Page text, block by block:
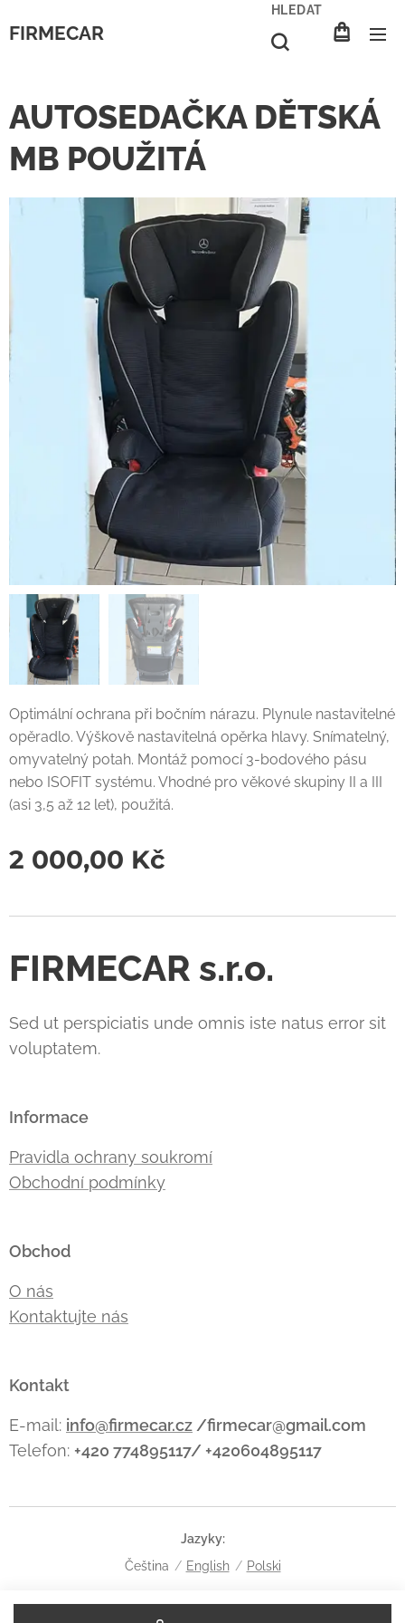
FIRMECAR
HLEDAT
AUTOSEDAČKA DĚTSKÁ
MB POUŽITÁ
Optimální ochrana při bočním nárazu. Plynule nastavitelné
opěradlo. Výškově nastavitelná opěrka hlavy. Snímatelný,
omyvatelný potah. Montáž pomocí 3-bodového pásu
nebo ISOFIT systému. Vhodné pro věkové skupiny II a III
(asi 3,5 až 12 let), použitá.
2 000,00 Kč
FIRMECAR s.r.o.
Sed ut perspiciatis unde omnis iste natus error sit
voluptatem.
Informace
Pravidla ochrany soukromí
Obchodní podmínky
Obchod
O nás
Kontaktujte nás
Kontakt
E-mail: info@firmecar.cz /firmecar@gmail.com
Telefon: +420 774895117/ +420604895117
Jazyky
Čeština
English Polski